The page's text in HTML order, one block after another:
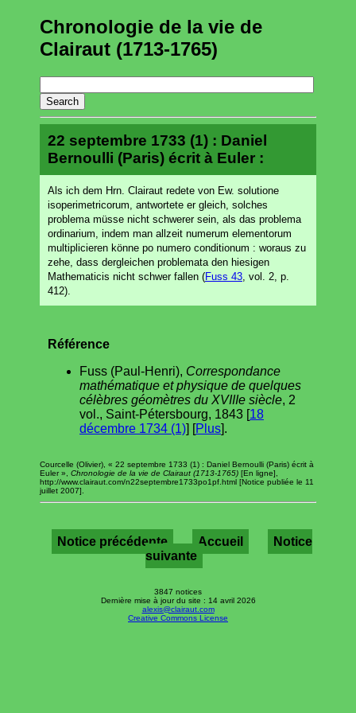
Chronologie de la vie de
Clairaut (1713-1765)
22 septembre 1733 (1) : Daniel
Bernoulli (Paris) écrit à Euler :
Als ich dem Hrn. Clairaut redete von Ew. solutione
isoperimetricorum, antwortete er gleich, solches
problema müsse nicht schwerer sein, als das problema
ordinarium, indem man allzeit numerum elementorum
multiplicieren könne po numero conditionum : woraus zu
zehe, dass dergleichen problemata den hiesigen
Mathematicis nicht schwer fallen (Fuss 43 , vol. 2, p.
412).
Référence
Fuss (Paul-Henri), Correspondance
mathématique et physique de quelques
célèbres géomètres du XVIIIe siècle, 2
vol., Saint-Pétersbourg, 1843 [18
décembre 1734 (1)] [Plus].
Courcelle (Olivier), « 22 septembre 1733 (1) : Daniel Bernoulli (Paris) écrit à
Euler », Chronologie de la vie de Clairaut (1713-1765) [En ligne],
http://www.clairaut.com/n22septembre1733po1pf.html [Notice publiée le 11
juillet 2007].
Notice précédente Accueil
Notice
suivante
3847 notices
Dernière mise à jour du site : 14 avril 2026
alexis@clairaut.com
Creative Commons License